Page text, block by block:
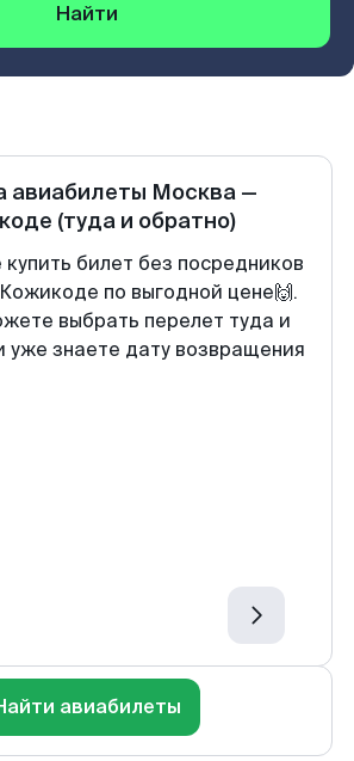
Найти
авиабилеты Москва —
(туда и обратно)
билет без посредников
по выгодной цене🙌.
выбрать перелет туда и
уже знаете дату возвращения
авиабилеты